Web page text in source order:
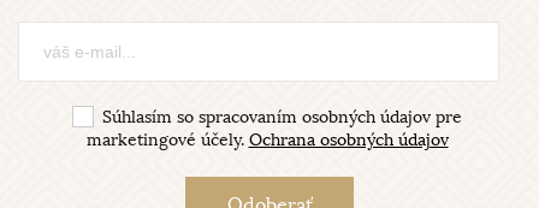
Súhlasím so spracovaním osobných údajov pre
marketingové účely. Ochrana osobných údajov